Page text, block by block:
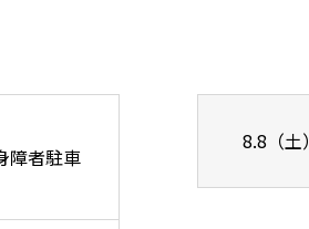
障者駐車
8.8（土）